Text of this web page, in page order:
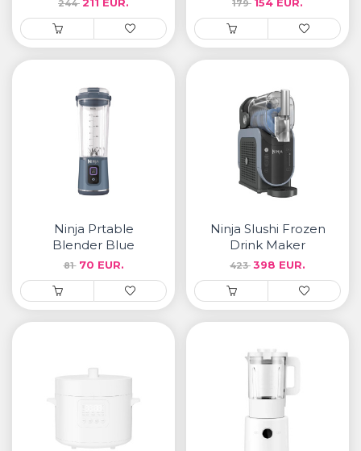
244 179
Ninja Prtable
Blender Blue
81 70 EUR.
Ninja Slushi Frozen
Drink Maker
423 398 EUR.